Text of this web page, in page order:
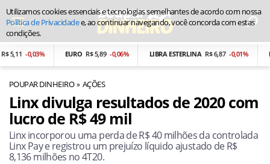
-0,03% EURO R$ 5,89 -0,06% LIBRA ESTERLINA R$ 6,87 -0,01%
POUPAR DINHEIRO AÇÕES
Linx divulga resultados de 2020 com
lucro de R$ 49 mil
Linx incorporou uma perda de R$ 40 milhões da controlada
Linx Pay e registrou um prejuízo líquido ajustado de R$
8,136 milhões no 4T20.
Utilizamos cookies essenciais e tecnologias semelhantes de acordo com nossa
Política de Privacidadee, ao continuar navegando, você concorda com estas
condições.